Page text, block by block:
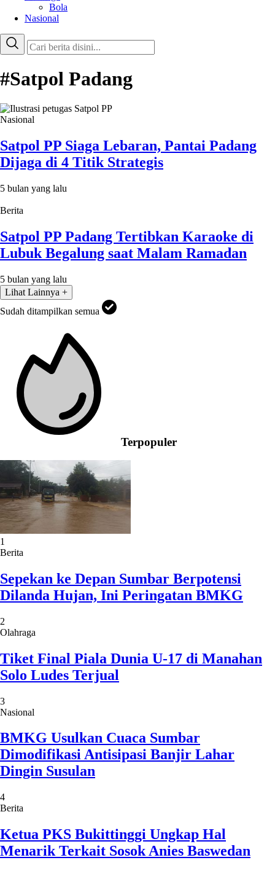
Bola
Nasional
#Satpol Padang
Nasional
Satpol PP Siaga Lebaran, Pantai Padang
Dijaga di 4 Titik Strategis
5 bulan yang lalu
Berita
Satpol PP Padang Tertibkan Karaoke di
Lubuk Begalung saat Malam Ramadan
5 bulan yang lalu
Lihat Lainnya +
Sudah ditampilkan semua
Terpopuler
1
Berita
Sepekan ke Depan Sumbar Berpotensi
Dilanda Hujan, Ini Peringatan BMKG
2
Olahraga
Tiket Final Piala Dunia U-17 di Manahan
Solo Ludes Terjual
3
Nasional
BMKG Usulkan Cuaca Sumbar
Dimodifikasi Antisipasi Banjir Lahar
Dingin Susulan
4
Berita
Ketua PKS Bukittinggi Ungkap Hal
Menarik Terkait Sosok Anies Baswedan